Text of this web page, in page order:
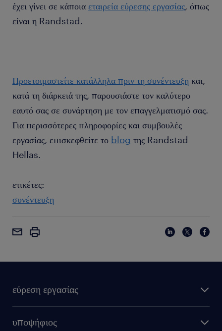
έχει γίνει σε κάποια εταιρεία εύρεσης εργασίας, όπως
είναι η Randstad.
Προετοιμαστείτε κατάλληλα πριν τη συνέντευξη και,
κατά τη διάρκειά της, παρουσιάστε τον καλύτερο
εαυτό σας σε συνάρτηση με τον επαγγελματισμό σας.
Για περισσότερες πληροφορίες και συμβουλές
εργασίας, επισκεφθείτε το blog της Randstad
Hellas.
ετικέτες:
συνέντευξη
εύρεση εργασίας
υποψήφιος